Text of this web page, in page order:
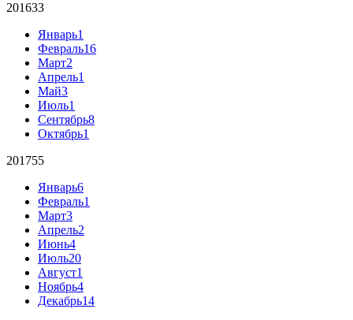
201633
Январь1
Февраль16
Март2
Апрель1
Май3
Июль1
Сентябрь8
Октябрь1
201755
Январь6
Февраль1
Март3
Апрель2
Июнь4
Июль20
Август1
Ноябрь4
Декабрь14